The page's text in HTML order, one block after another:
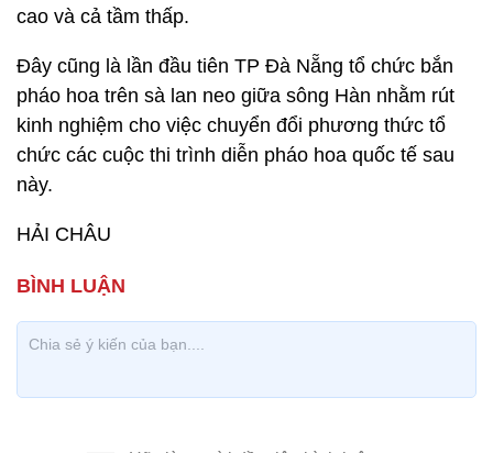
cao và cả tầm thấp.
Đây cũng là lần đầu tiên TP Đà Nẵng tổ chức bắn
pháo hoa trên sà lan neo giữa sông Hàn nhằm rút
kinh nghiệm cho việc chuyển đổi phương thức tổ
chức các cuộc thi trình diễn pháo hoa quốc tế sau
này.
HẢI CHÂU